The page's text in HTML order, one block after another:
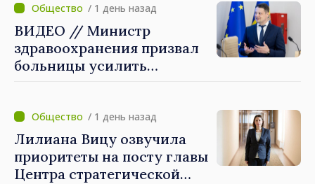
на труд, будем
стимулировать
инвестиции, увеличим
налоги на вредные
привычки и очень
некоторые налоги»
/ 1 день назад
ВИДЕО // Министр
здравоохранения призвал
больницы усилить
/ 1 день назад
Лилиана Вицу озвучила
приоритеты на посту главы
Центра стратегической